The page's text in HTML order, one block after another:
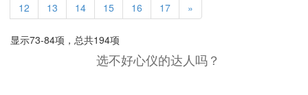
12
13 14 15 16 17 »
显示73-84项，总共194项
选不好心仪的达人吗？